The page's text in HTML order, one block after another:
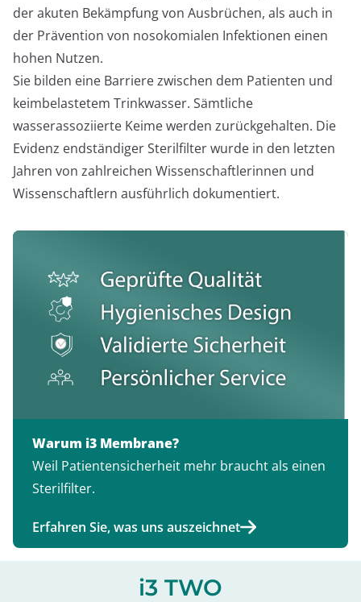
der akuten Bekämpfung von Ausbrüchen, als auch in
der Prävention von nosokomialen Infektionen einen
hohen Nutzen.
Sie bilden eine Barriere zwischen dem Patienten und
keimbelastetem Trinkwasser. Sämtliche
wasserassoziierte Keime werden zurückgehalten. Die
Evidenz endständiger Sterilfilter wurde in den letzten
Jahren von zahlreichen Wissenschaftlerinnen und
Wissenschaftlern ausführlich dokumentiert.
Warum i3 Membrane?
Weil Patientensicherheit mehr braucht als einen
Sterilfilter.
Erfahren Sie, was uns auszeichnet
i3 TWO